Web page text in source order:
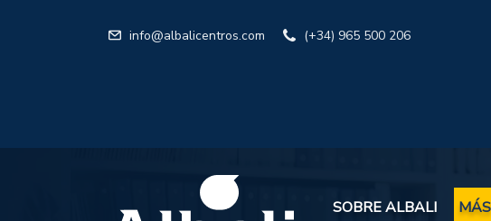
info@albalicentros.com (+34) 965 500 206
SOBRE ALBALI